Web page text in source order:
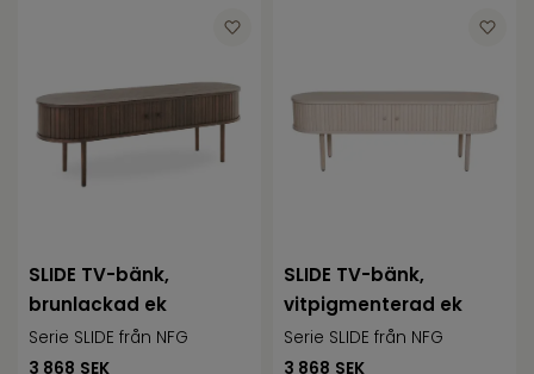
SLIDE TV-bänk,
brunlackad ek
Serie SLIDE från NFG
3 868 SEK
SLIDE TV-bänk,
vitpigmenterad ek
Serie SLIDE från NFG
3 868 SEK